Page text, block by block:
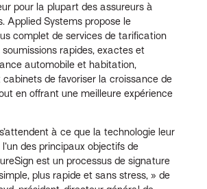
pour la plupart des assureurs à
Applied Systems propose le
complet de services de tarification
soumissions rapides, exactes et
automobile et habitation,
de favoriser la croissance de
en offrant une meilleure expérience
à ce que la technologie leur
des principaux objectifs de
est un processus de signature
plus rapide et sans stress, » de